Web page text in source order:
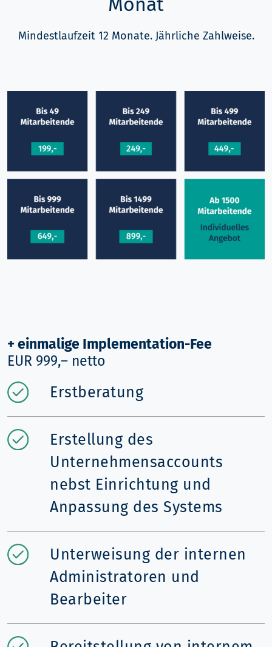
Mindestlaufzeit 12 Monate. Jährliche Zahlweise.
+ einmalige Implementation-Fee
EUR 999,– netto
Erstberatung
Erstellung des
Unternehmensaccounts
nebst Einrichtung und
Anpassung des Systems
Unterweisung der internen
Administratoren und
Bearbeiter